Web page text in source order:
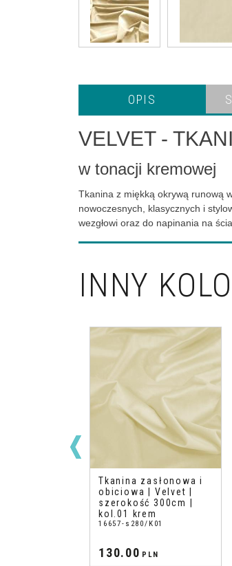
OPIS
VELVET -
w tonacji kremowej
Tkanina z miękką okrywą runową
nowoczesnych, klasycznych i
wezgłowi oraz do napinania na
INNY
Tkanina zasłonowa i
obiciowa | Velvet |
szerokość 300cm |
kol.01 krem
16657-s280/K01
130.00 PLN